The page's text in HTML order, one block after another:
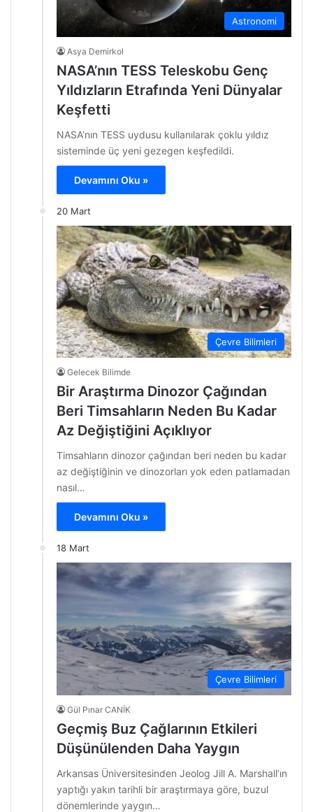
Astronomi
Asya Demirkol
NASA’nın TESS Teleskobu Genç
Yıldızların Etrafında Yeni Dünyalar
Keşfetti
NASA’nın TESS uydusu kullanılarak çoklu yıldız
sisteminde üç yeni gezegen keşfedildi.
Devamını Oku »
20 Mart
Çevre Bilimleri
Gelecek Bilimde
Bir Araştırma Dinozor Çağından
Beri Timsahların Neden Bu Kadar
Az Değiştiğini Açıklıyor
Timsahların dinozor çağından beri neden bu kadar
az değiştiğinin ve dinozorları yok eden patlamadan
nasıl…
Devamını Oku »
18 Mart
Çevre Bilimleri
Gül Pınar CANİK
Geçmiş Buz Çağlarının Etkileri
Düşünülenden Daha Yaygın
Arkansas Üniversitesinden Jeolog Jill A. Marshall’ın
yaptığı yakın tarihli bir araştırmaya göre, buzul
dönemlerinde yaygın…